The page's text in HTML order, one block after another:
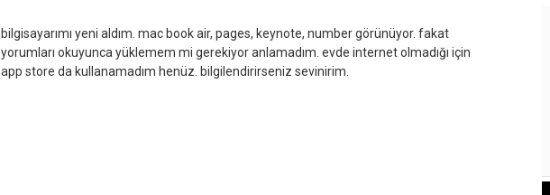
bilgisayarımı yeni aldım. mac book air, pages, keynote, number görünüyor. fakat
yorumları okuyunca yüklemem mi gerekiyor anlamadım. evde internet olmadığı için
app store da kullanamadım henüz. bilgilendirirseniz sevinirim.